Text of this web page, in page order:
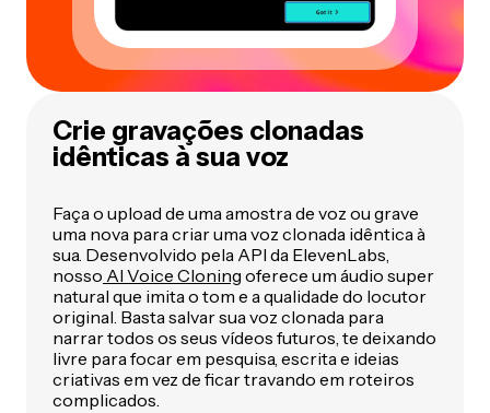
Crie gravações clonadas
idênticas à sua voz
Faça o upload de uma amostra de voz ou grave
uma nova para criar uma voz clonada idêntica à
sua. Desenvolvido pela API da ElevenLabs,
nosso AI Voice Cloning oferece um áudio super
natural que imita o tom e a qualidade do locutor
original. Basta salvar sua voz clonada para
narrar todos os seus vídeos futuros, te deixando
livre para focar em pesquisa, escrita e ideias
criativas em vez de ficar travando em roteiros
complicados.